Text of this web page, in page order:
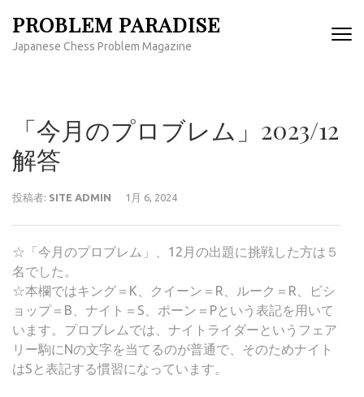
(Enter
す)
PROBLEM PARADISE
Japanese Chess Problem Magazine
「今月のプロブレム」2023/12
解答
投稿者: SITE ADMIN 1月 6, 2024
☆「今月のプロブレム」、12月の出題に挑戦した方は５
名でした。
☆本欄ではキング＝K、クイーン＝R、ルーク＝R、ビシ
ョップ＝B、ナイト＝S、ポーン＝Pという表記を用いて
います。プロブレムでは、ナイトライダーというフェア
リー駒にNの文字を当てるのが普通で、そのためナイト
はSと表記する慣習になっています。